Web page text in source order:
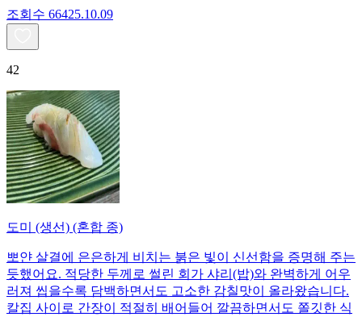
조회수 66425.10.09
42
도미 (생선) (혼합 종)
뽀얀 살결에 은은하게 비치는 붉은 빛이 신선함을 증명해 주는
듯했어요. 적당한 두께로 썰린 회가 샤리(밥)와 완벽하게 어우
러져 씹을수록 담백하면서도 고소한 감칠맛이 올라왔습니다.
칼집 사이로 간장이 적절히 배어들어 깔끔하면서도 쫄깃한 식